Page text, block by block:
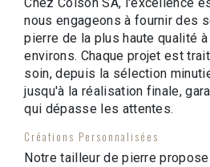
Chez Colson SA, l'excellence
nous engageons à fournir des
pierre de la plus haute qualité
environs. Chaque projet est
soin, depuis la sélection
jusqu'à la réalisation finale,
qui dépasse les attentes.
Créations Personnalisées
Notre tailleur de pierre